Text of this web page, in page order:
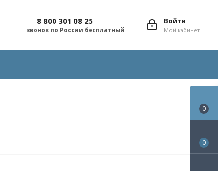
Войти
Мой кабинет
8 800 301 08 25
звонок по России бесплатный
0
0